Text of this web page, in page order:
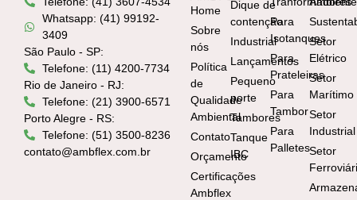
Whatsapp: (41) 99192-
3409
São Paulo - SP:
Telefone: (11) 4200-7734
Rio de Janeiro - RJ:
Telefone: (21) 3900-6571
Porto Alegre - RS:
Telefone: (51) 3500-8236
contato@ambflex.com.br
Home
Sobre
nós
Política
de
Qualidade
Ambiental
Contato
Orçamento
Certificações
Ambflex
Dique de
contenção
Industrial
Lançamentos
Pequeno
porte
Tambores
Tanque
IBC
Para
Isotanques
Para
Prateleiras
Para
Tambor
Para
Palletes
Setor
Elétrico
Setor
Marítimo
Setor
Industrial
Setor